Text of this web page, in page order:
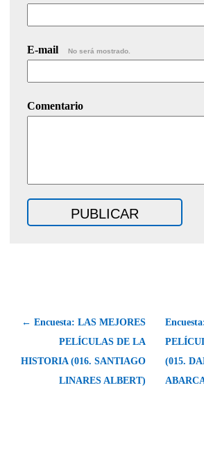
E-mail No será mostrado.
Comentario
← Encuesta: LAS MEJORES
PELÍCULAS DE LA
HISTORIA (016. SANTIAGO
LINARES ALBERT)
(015.